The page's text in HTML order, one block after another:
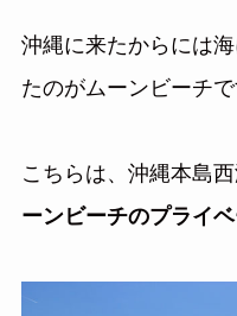
沖縄に来たからには
たのがムーンビーチで
こちらは、沖縄本島
ーンビーチのプライ